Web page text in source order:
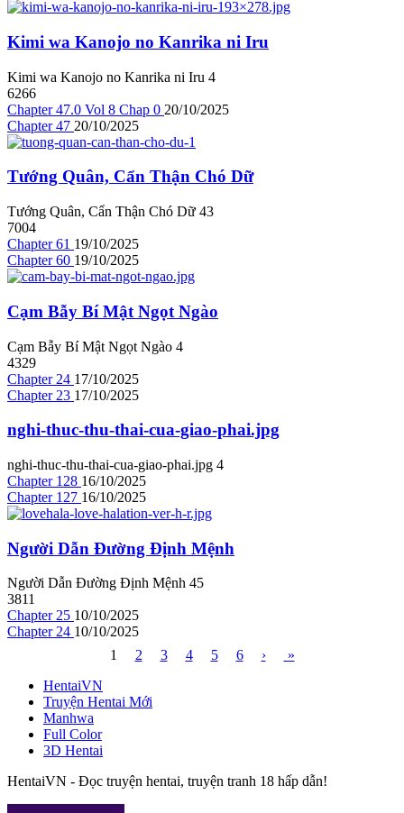
Kimi wa Kanojo no Kanrika ni Iru
Kimi wa Kanojo no Kanrika ni Iru 4
6266
Chapter 47.0 Vol 8 Chap 0 20/10/2025
Chapter 47 20/10/2025
Tướng Quân, Cẩn Thận Chó Dữ
Tướng Quân, Cẩn Thận Chó Dữ 43
7004
Chapter 61 19/10/2025
Chapter 60 19/10/2025
Cạm Bẫy Bí Mật Ngọt Ngào
Cạm Bẫy Bí Mật Ngọt Ngào 4
4329
Chapter 24 17/10/2025
Chapter 23 17/10/2025
nghi-thuc-thu-thai-cua-giao-phai.jpg
nghi-thuc-thu-thai-cua-giao-phai.jpg 4
Chapter 128 16/10/2025
Chapter 127 16/10/2025
Người Dẫn Đường Định Mệnh
Người Dẫn Đường Định Mệnh 45
3811
Chapter 25 10/10/2025
Chapter 24 10/10/2025
1
2 3 4 5 6 ›
»
HentaiVN
Truyện Hentai Mới
Manhwa
Full Color
3D Hentai
HentaiVN - Đọc truyện hentai, truyện tranh 18 hấp dẫn!